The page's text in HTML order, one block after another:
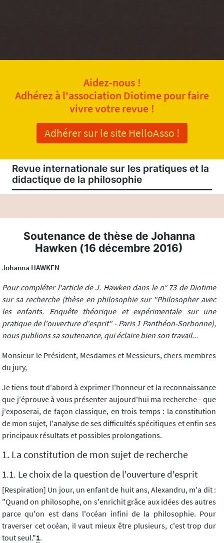
Aidez-nous !
Adhérez à l'association Diotime pour faire
vivre votre revue !
Adhérer sur le site HelloAsso !
Revue internationale sur les pratiques et la
didactique de la philosophie
Soutenance de thèse de Johanna
Hawken (16 décembre 2016)
Johanna HAWKEN
Pour compléter l'article de J. Hawken dans le n° 73 de Diotime
sur sa recherche (thèse en philosophie sur "Philosopher avec
les enfants. Enquête théorique et expérimentale sur une
pratique de l'ouverture d'esprit" - Paris 1 Panthéon-Sorbonne),
nous publions sa soutenance, qui éclaire bien son travail...
Monsieur le Président, Mesdames et Messieurs, chers membres
du jury,
Je tiens tout d'abord à exprimer l'honneur et la reconnaissance
que j'éprouve à vous présenter aujourd'hui ma recherche - que
j'exposerai, de façon classique, en trois temps : la constitution
de mon sujet, l'analyse de ses difficultés spécifiques et enfin ses
principaux résultats et possibles prolongations.
1. La constitution de mon sujet de recherche
1.1. Le choix de la question de l'ouverture d'esprit
[Respiration] Un jour, un enfant de huit ans, Alexandru, m'a dit :
"Quand on philosophe, on s'enrichit grâce aux idées des autres
parce qu'on est dans l'océan infini de la philosophie. Pour
traverser cet océan, il vaut mieux être plusieurs, c'est trop dur
tout seul."1.